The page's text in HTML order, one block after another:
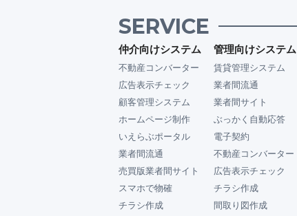
SERVICE
仲介向けシステム
不動産コンバーター
広告表示チェック
顧客管理システム
ホームページ制作
いえらぶポータル
業者間流通
売買版業者間サイト
スマホで物確
チラシ作成
管理向けシステム
賃貸管理システム
業者間流通
業者間サイト
ぶっかく自動応答
電子契約
不動産コンバーター
広告表示チェック
チラシ作成
間取り図作成